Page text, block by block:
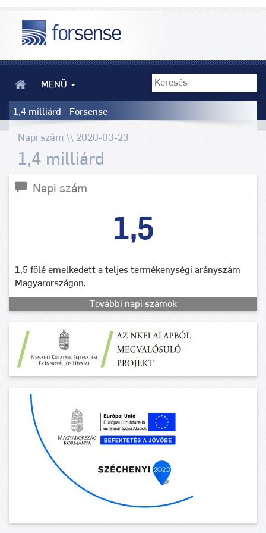
MENÜ
1,4 milliárd - Forsense
Napi szám \\ 2020-03-23
1,4 milliárd
Napi szám
1,5
1,5 fölé emelkedett a teljes termékenységi arányszám
Magyarországon.
További napi számok